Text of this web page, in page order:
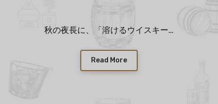
ットウイスキーの幸せな関
秋の夜長に、「溶けるウイスキー…
Read More